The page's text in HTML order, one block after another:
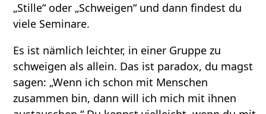
„Stille“ oder „Schweigen“ und dann findest du
viele Seminare.
Es ist nämlich leichter, in einer Gruppe zu
schweigen als allein. Das ist paradox, du magst
sagen: „Wenn ich schon mit Menschen
zusammen bin, dann will ich mich mit ihnen